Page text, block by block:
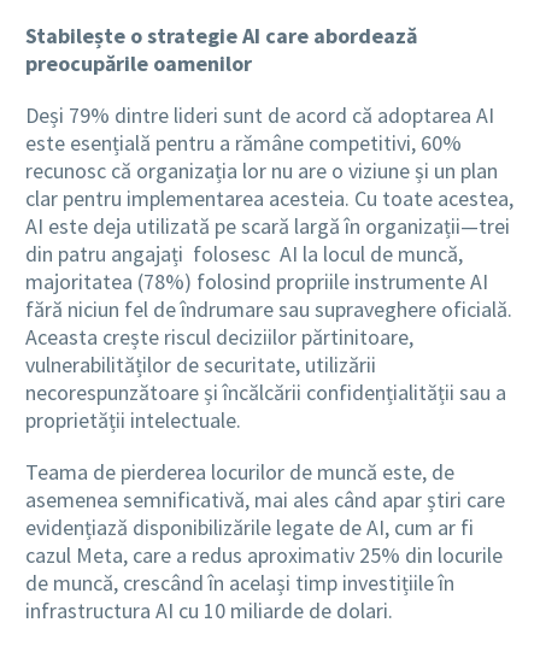
Stabilește o strategie AI care abordează
preocupările oamenilor
Deși 79% dintre lideri sunt de acord că adoptarea AI
este esențială pentru a rămâne competitivi, 60%
recunosc că organizația lor nu are o viziune și un plan
clar pentru implementarea acesteia. Cu toate acestea,
AI este deja utilizată pe scară largă în organizații—trei
din patru angajați folosesc AI la locul de muncă,
majoritatea (78%) folosind propriile instrumente AI
fără niciun fel de îndrumare sau supraveghere oficială.
Aceasta crește riscul deciziilor părtinitoare,
vulnerabilităților de securitate, utilizării
necorespunzătoare și încălcării confidențialității sau a
proprietății intelectuale.
Teama de pierderea locurilor de muncă este, de
asemenea semnificativă, mai ales când apar știri care
evidențiază disponibilizările legate de AI, cum ar fi
cazul Meta, care a redus aproximativ 25% din locurile
de muncă, crescând în același timp investițiile în
infrastructura AI cu 10 miliarde de dolari.